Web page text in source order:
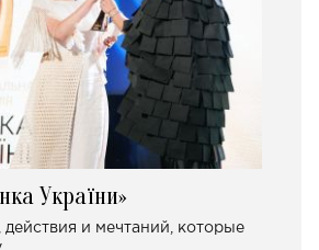
України»
и мечтаний, которые